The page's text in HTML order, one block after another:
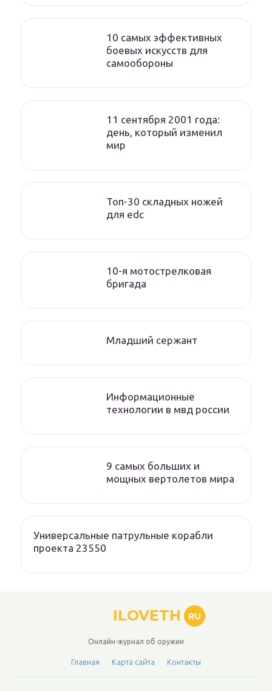
10 самых эффективных
боевых искусств для
самообороны
11 сентября 2001 года:
день, который изменил
мир
Топ-30 складных ножей
для edc
10-я мотострелковая
бригада
Младший сержант
Информационные
технологии в мвд россии
9 самых больших и
мощных вертолетов мира
Универсальные патрульные корабли
проекта 23550
ILOVETH RU
Онлайн-журнал об оружии
Главная Карта сайта Контакты